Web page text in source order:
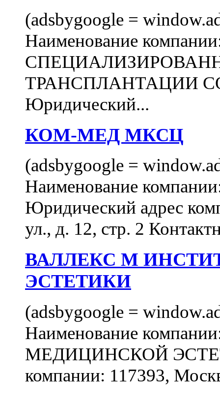
(adsbygoogle =
Наименование
ТРАНСПЛАНТАЦИИ
Юридический...
КОМ-МЕД МКСЦ
(adsbygoogle =
Наименование
Юридический адрес
ул., д. 12, стр. 2
ВАЛЛЕКС М
ЭСТЕТИКИ
(adsbygoogle =
Наименование
МЕДИЦИНСКОЙ
компании: 117393,